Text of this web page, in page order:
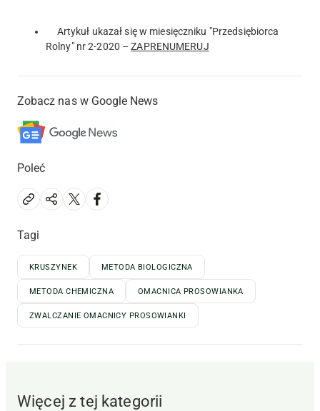
Artykuł ukazał się w miesięczniku "Przedsiębiorca
Rolny" nr 2-2020 – ZAPRENUMERUJ
Zobacz nas w Google News
Poleć
Tagi
KRUSZYNEK METODA BIOLOGICZNA
METODA CHEMICZNA OMACNICA PROSOWIANKA
ZWALCZANIE OMACNICY PROSOWIANKI
Więcej z tej kategorii